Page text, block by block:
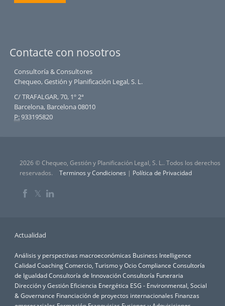
Contacte con nosotros
Consultoría & Consultores
Chequeo, Gestión y Planificación Legal, S. L.
C/ TRAFALGAR, 70, 1º 2ª
Barcelona, Barcelona 08010
P:933195820
2026 © Chequeo, Gestión y Planificación Legal, S. L.. Todos los derechos
reservados.
Terminos y Condiciones | Política de Privacidad
𝕏
Actualidad
Análisis y perspectivas macroeconómicas Business Intelligence
CalidadCoachingComercio, Turismo y OcioCompliance Consultoría
de IgualdadConsultoría de InnovaciónConsultoría Funeraria
Dirección y Gestión Eficiencia Energética ESG - Environmental, Social
& Governance Financiación de proyectos internacionales Finanzas